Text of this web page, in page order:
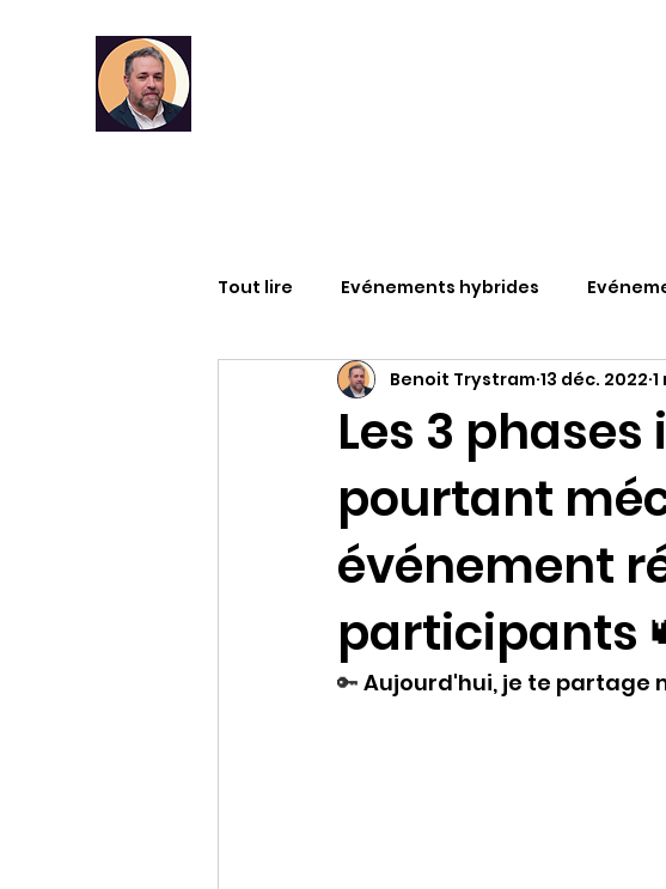
Tout lire Evénements hybrides
Infographies RSE DATAS
Formation Métaverse et
Conférences
Les 3
pourtant
événement
participants
Benoit Trystram 13 déc. 2022
🔑 Aujourd'hui, je te partage